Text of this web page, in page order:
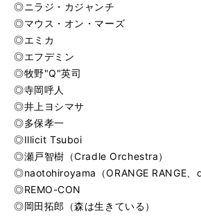
◎ニラジ・カジャンチ
◎マウス・オン・マーズ
◎エミカ
◎エフデミン
◎牧野"Q"英司
◎寺岡呼人
◎井上ヨシマサ
◎多保孝一
◎Illicit Tsuboi
◎瀬戸智樹（Cradle Orchestra）
◎naotohiroyama（ORANGE RANGE、
◎REMO-CON
◎岡田拓郎（森は生きている）